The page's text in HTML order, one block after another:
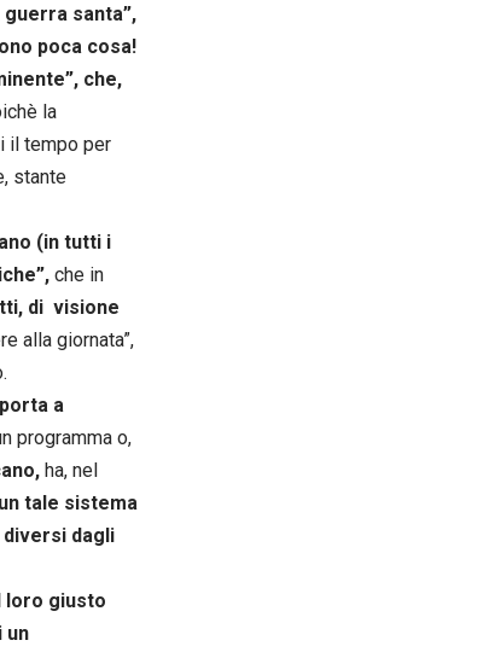
santa”,
poca cosa!
che,
la
il tempo per
stante
(in tutti i
che in
di visione
alla giornata”,
a
programma o,
ha, nel
tale sistema
dagli
loro giusto
un